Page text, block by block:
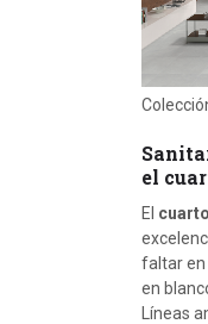
el
El
faltar en
en
Líneas